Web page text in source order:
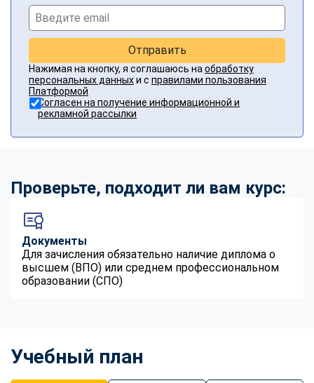
Отправить
Нажимая на кнопку, я соглашаюсь на обработку
персональных данныхи с правилами пользования
Платформой
Согласен на получение информационной и
рекламной рассылки
Проверьте, подходит ли вам курс:
Документы
Для зачисления обязательно наличие диплома о
высшем (ВПО) или среднем профессиональном
образовании (СПО)
Учебный план